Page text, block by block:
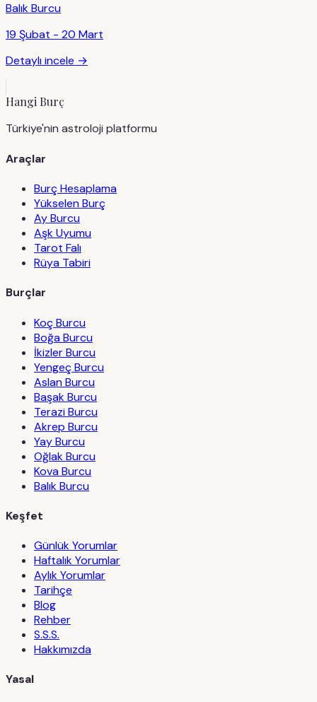
BalıkBurcu
19 Şubat - 20 Mart
Detaylı incele →
Hangi Burç
Türkiye'nin astroloji platformu
Araçlar
Burç Hesaplama
Yükselen Burç
Ay Burcu
Aşk Uyumu
Tarot Falı
Rüya Tabiri
Burçlar
Koç Burcu
Boğa Burcu
İkizler Burcu
Yengeç Burcu
Aslan Burcu
Başak Burcu
Terazi Burcu
Akrep Burcu
Yay Burcu
Oğlak Burcu
Kova Burcu
Balık Burcu
Keşfet
Günlük Yorumlar
Haftalık Yorumlar
Aylık Yorumlar
Tarihçe
Blog
Rehber
S.S.S.
Hakkımızda
Yasal